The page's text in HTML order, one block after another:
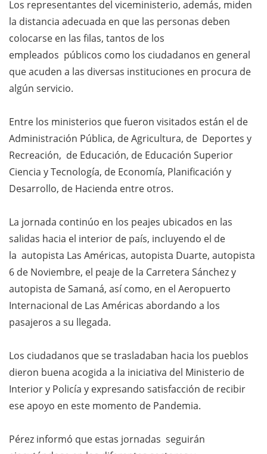
Los representantes del viceministerio, además, miden
la distancia adecuada en que las personas deben
colocarse en las filas, tantos de los
empleados públicos como los ciudadanos en general
que acuden a las diversas instituciones en procura de
algún servicio.
Entre los ministerios que fueron visitados están el de
Administración Pública, de Agricultura, de Deportes y
Recreación, de Educación, de Educación Superior
Ciencia y Tecnología, de Economía, Planificación y
Desarrollo, de Hacienda entre otros.
La jornada continúo en los peajes ubicados en las
salidas hacia el interior de país, incluyendo el de
la autopista Las Américas, autopista Duarte, autopista
6 de Noviembre, el peaje de la Carretera Sánchez y
autopista de Samaná, así como, en el Aeropuerto
Internacional de Las Américas abordando a los
pasajeros a su llegada.
Los ciudadanos que se trasladaban hacia los pueblos
dieron buena acogida a la iniciativa del Ministerio de
Interior y Policía y expresando satisfacción de recibir
ese apoyo en este momento de Pandemia.
Pérez informó que estas jornadas seguirán